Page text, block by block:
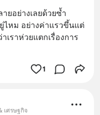
ยอย่างเลยด้วยซ้ำ
หม อย่างค่าแรวขึ้นแต่
ราห่วยแตกเรื่องการ
1
เศรษฐกิจ